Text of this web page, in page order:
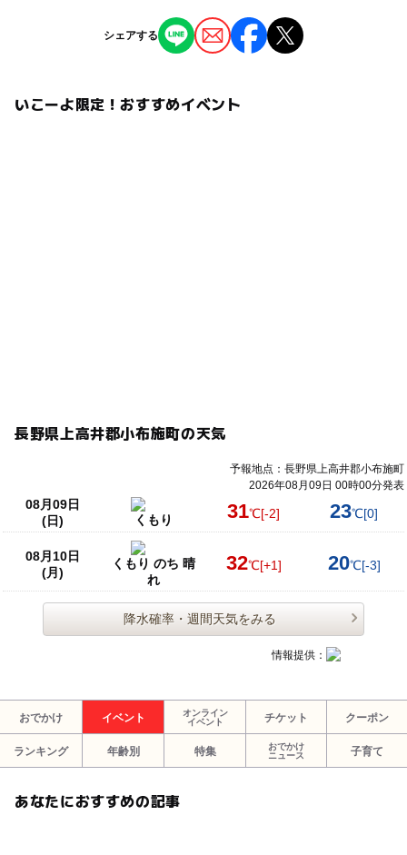
※掲載の情報は天候や主催者側の都合などにより変更にな
ることがあります。
シェアする
いこーよ限定！おすすめイベント
長野県上高井郡小布施町の天気
予報地点：長野県上高井郡小布施町
2026年08月09日 00時00分発表
08月09日
(日)
くもり 31℃[-2] 23℃[0]
08月10日
(月)
くもり のち 晴
れ
32℃[+1] 20℃[-3]
降水確率・週間天気をみる
情報提供：
おでかけ イベント
オンライン
イベント
チケット クーポン
ランキング 年齢別 特集
おでかけ
ニュース
子育て
あなたにおすすめの記事